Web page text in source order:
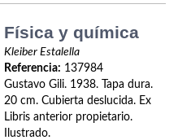
Física y química
Kleiber Estalella
Referencia: 137984
Gustavo Gili. 1938. Tapa dura.
20 cm. Cubierta deslucida. Ex
Libris anterior propietario.
Ilustrado.